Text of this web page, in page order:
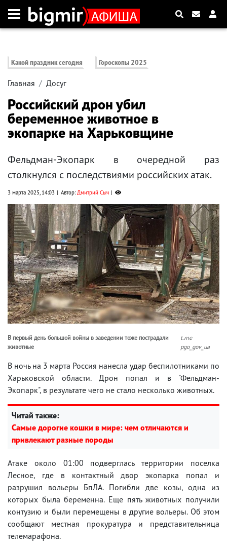
Какой праздник сегодня Гороскопы 2025
Главная Досуг
Российский дрон убил
беременное животное в
экопарке на Харьковщине
Фельдман-Экопарк в очередной раз
столкнулся с последствиями российских атак.
3 марта 2025, 14:03 Автор:Дмитрий Сыч
В первый день большой войны в заведении тоже пострадали
животные
t.me
pgo_gov_ua
В ночь на 3 марта Россия нанесла удар беспилотниками по
Харьковской области. Дрон попал и в "Фельдман-
Экопарк", в результате чего не стало несколько животных.
Читай также:
Самые дорогие кошки в мире: чем отличаются и
привлекают разные породы
Атаке около 01:00 подверглась территории поселка
Лесное, где в контактный двор экопарка попал и
разрушил вольеры БпЛА. Погибли две козы, одна из
которых была беременна. Еще пять животных получили
контузию и были перемещены в другие вольеры. Об этом
сообщают местная прокуратура и представительница
телемарафона.